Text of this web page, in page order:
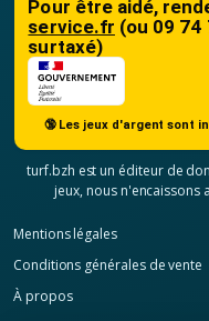
Pour être aidé,
service.fr (ou 09 74
surtaxé)
🔞 Les jeux d'argent sont
turf.bzh est un éditeur de
jeux, nous n'encaissons
Mentions légales
Conditions générales de vente
À propos